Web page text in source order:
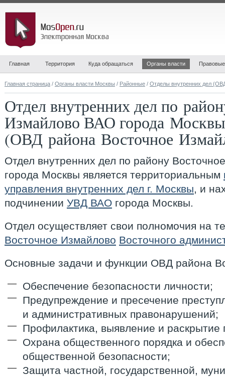
Главная Территория Куда обращаться Органы власти
Главная страница / Органы власти Москвы / Районные / Отделы внутренних дел
Отдел внутренних дел по
Измайлово ВАО города Москвы
(ОВД района Восточное
Отдел внутренних дел по району
города Москвы является территориальным
управления внутренних дел г. Москвы, и
подчинении УВД ВАО города Москвы.
Отдел осуществляет свои полномочия на
Восточное Измайлово Восточного
Основные задачи и функции ОВД района
Обеспечение безопасности личности;
Предупреждение и пресечение
и административных правонарушений;
Профилактика, выявление и раскрытие
Охрана общественного порядка и
общественной безопасности;
Защита частной, государственной,